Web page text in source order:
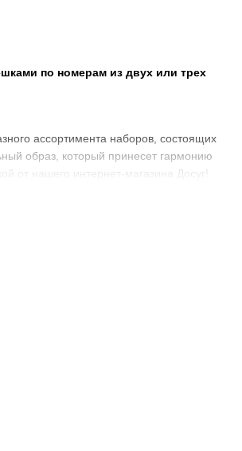
по номерам из двух или трех
ассортимента наборов, состоящих
образ, который принесет гармонию
от нашего интернет-магазина Досуг!